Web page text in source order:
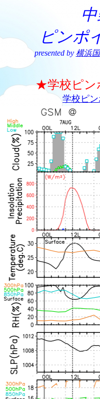
ピンポ
presented by 横浜
★学校ピン
学校ピ